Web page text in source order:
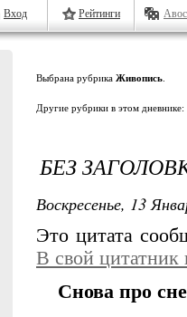
Вход Рейтинги
Выбрана рубрика Живопись
Другие рубрики в этом дневнике:
БЕЗ
Воскресенье, 13
Это цитата
В свой цитатник
Снова про